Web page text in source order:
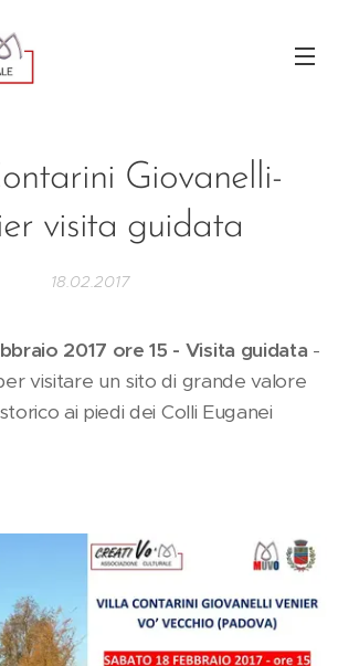
Giovanelli-
visita guidata
18.02.2017
2017 ore 15 - Visita guidata -
visitare un sito di grande valore
ai piedi dei Colli Euganei